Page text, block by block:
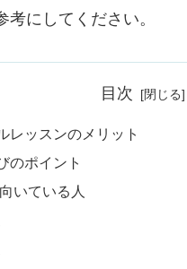
にしてください。
目次
レッスンのメリット
のポイント
いている人